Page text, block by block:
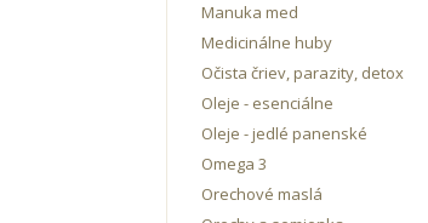
Manuka med
Medicinálne huby
Očista čriev, parazity, detox
Oleje - esenciálne
Oleje - jedlé panenské
Omega 3
Orechové maslá